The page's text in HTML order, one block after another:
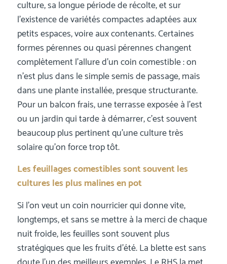
culture, sa longue période de récolte, et sur
l’existence de variétés compactes adaptées aux
petits espaces, voire aux contenants. Certaines
formes pérennes ou quasi pérennes changent
complètement l’allure d’un coin comestible : on
n’est plus dans le simple semis de passage, mais
dans une plante installée, presque structurante.
Pour un balcon frais, une terrasse exposée à l’est
ou un jardin qui tarde à démarrer, c’est souvent
beaucoup plus pertinent qu’une culture très
solaire qu’on force trop tôt.
Les feuillages comestibles sont souvent les
cultures les plus malines en pot
Si l’on veut un coin nourricier qui donne vite,
longtemps, et sans se mettre à la merci de chaque
nuit froide, les feuilles sont souvent plus
stratégiques que les fruits d’été. La blette est sans